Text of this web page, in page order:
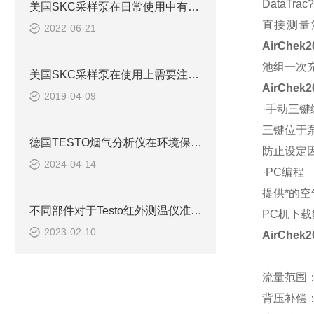
美国SKC采样泵在日常使用中有着3大特征
2022-06-21
美国SKC采样泵在使用上需要注意些什么事项？
2019-04-09
德国TESTO烟气分析仪在环境保护中的重要性
2024-04-14
不同部件对于Testo红外测温仪准确性有重要意义
2023-02-10
直接测
池组一次
·手动三键
三键位于
防止设定
·PC编程
提供*的
PC机下
流量范围
背压补偿